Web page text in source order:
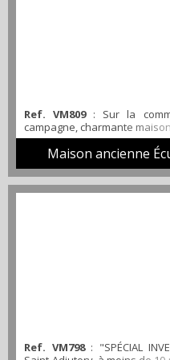
Ref. VM809: Sur la
campagne, charmante
belles pièces de vie, deux
bain. Une belle grange
ainsi qu'un atelier. Le tout
Idéal pour un premier achat.
Maison ancienne
Ref. VM798: "SPÉCIAL